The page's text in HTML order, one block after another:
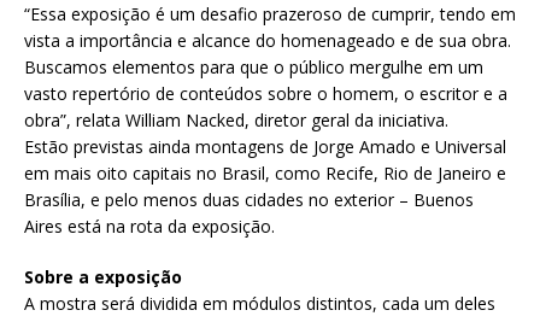
“Essa exposição é um desafio prazeroso de cumprir, tendo em
vista a importância e alcance do homenageado e de sua obra.
Buscamos elementos para que o público mergulhe em um
vasto repertório de conteúdos sobre o homem, o escritor e a
obra”, relata William Nacked, diretor geral da iniciativa.
Estão previstas ainda montagens de Jorge Amado e Universal
em mais oito capitais no Brasil, como Recife, Rio de Janeiro e
Brasília, e pelo menos duas cidades no exterior – Buenos
Aires está na rota da exposição.
Sobre a exposição
A mostra será dividida em módulos distintos, cada um deles